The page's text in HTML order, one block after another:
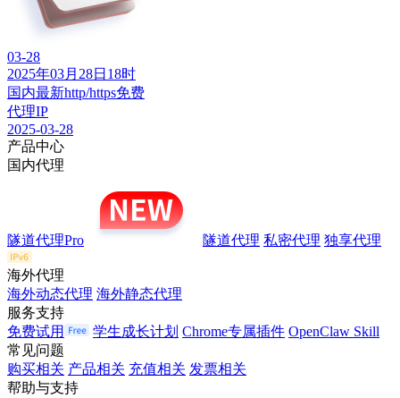
03-28
2025年03月28日18时
国内最新http/https免费
代理IP
2025-03-28
产品中心
国内代理
隧道代理Pro 隧道代理 私密代理 独享代理
海外代理
海外动态代理 海外静态代理
服务支持
免费试用
学生成长计划 Chrome专属插件 OpenClaw Skill
常见问题
购买相关 产品相关 充值相关 发票相关
帮助与支持